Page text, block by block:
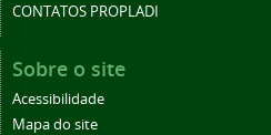
CONTATOS PROPLADI
Sobre o site
Acessibilidade
Mapa do site